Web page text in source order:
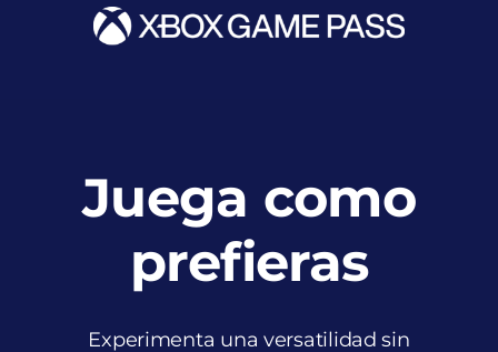
Juega como
prefieras
Experimenta una versatilidad sin